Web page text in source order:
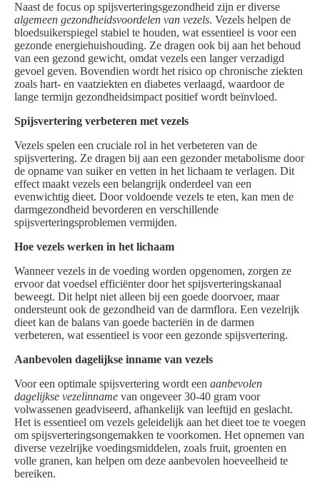
Naast de focus op spijsverteringsgezondheid zijn er diverse
algemeen gezondheidsvoordelen van vezels. Vezels helpen de
bloedsuikerspiegel stabiel te houden, wat essentieel is voor een
gezonde energiehuishouding. Ze dragen ook bij aan het behoud
van een gezond gewicht, omdat vezels een langer verzadigd
gevoel geven. Bovendien wordt het risico op chronische ziekten
zoals hart- en vaatziekten en diabetes verlaagd, waardoor de
lange termijn gezondheidsimpact positief wordt beïnvloed.
Spijsvertering verbeteren met vezels
Vezels spelen een cruciale rol in het verbeteren van de
spijsvertering. Ze dragen bij aan een gezonder metabolisme door
de opname van suiker en vetten in het lichaam te verlagen. Dit
effect maakt vezels een belangrijk onderdeel van een
evenwichtig dieet. Door voldoende vezels te eten, kan men de
darmgezondheid bevorderen en verschillende
spijsverteringsproblemen vermijden.
Hoe vezels werken in het lichaam
Wanneer vezels in de voeding worden opgenomen, zorgen ze
ervoor dat voedsel efficiënter door het spijsverteringskanaal
beweegt. Dit helpt niet alleen bij een goede doorvoer, maar
ondersteunt ook de gezondheid van de darmflora. Een vezelrijk
dieet kan de balans van goede bacteriën in de darmen
verbeteren, wat essentieel is voor een gezonde spijsvertering.
Aanbevolen dagelijkse inname van vezels
Voor een optimale spijsvertering wordt een aanbevolen
dagelijkse vezelinname van ongeveer 30-40 gram voor
volwassenen geadviseerd, afhankelijk van leeftijd en geslacht.
Het is essentieel om vezels geleidelijk aan het dieet toe te voegen
om spijsverteringsongemakken te voorkomen. Het opnemen van
diverse vezelrijke voedingsmiddelen, zoals fruit, groenten en
volle granen, kan helpen om deze aanbevolen hoeveelheid te
bereiken.